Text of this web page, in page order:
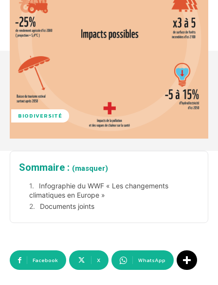
BIODIVERSITÉ
Sommaire : (masquer)
Infographie du WWF « Les changements
climatiques en Europe »
Documents joints
Facebook X WhatsApp